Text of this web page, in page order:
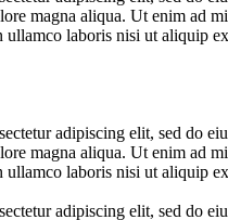
magna aliqua. Ut enim ad
ullamco laboris nisi ut aliquip
adipiscing elit, sed do
magna aliqua. Ut enim ad
ullamco laboris nisi ut aliquip
adipiscing elit, sed do